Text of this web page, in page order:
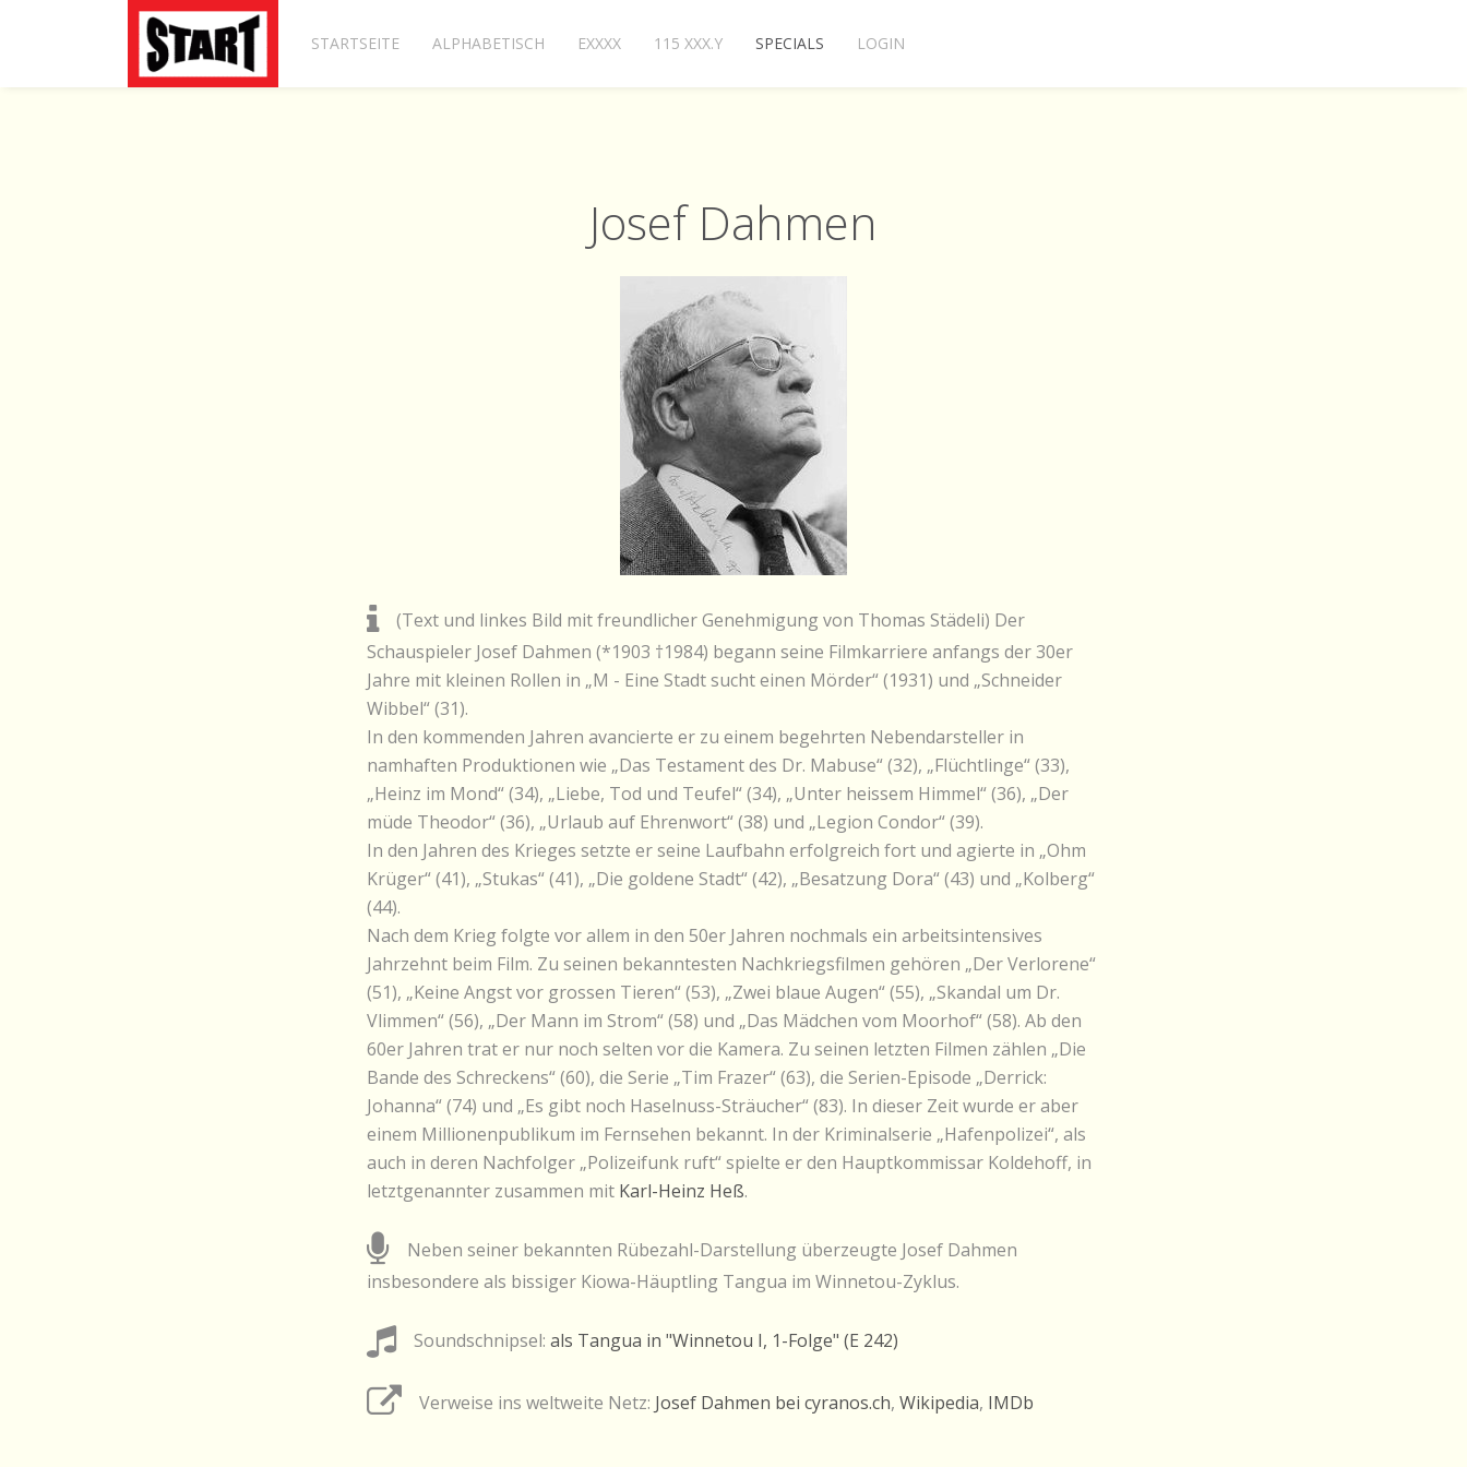
STARTSEITE ALPHABETISCH EXXXX 115 XXX.Y SPECIALS LOGIN
Josef Dahmen
(Text und linkes Bild mit freundlicher Genehmigung von Thomas Städeli) Der
Schauspieler Josef Dahmen (*1903 †1984) begann seine Filmkarriere anfangs der 30er
Jahre mit kleinen Rollen in „M - Eine Stadt sucht einen Mörder“ (1931) und „Schneider
Wibbel“ (31).
In den kommenden Jahren avancierte er zu einem begehrten Nebendarsteller in
namhaften Produktionen wie „Das Testament des Dr. Mabuse“ (32), „Flüchtlinge“ (33),
„Heinz im Mond“ (34), „Liebe, Tod und Teufel“ (34), „Unter heissem Himmel“ (36), „Der
müde Theodor“ (36), „Urlaub auf Ehrenwort“ (38) und „Legion Condor“ (39).
In den Jahren des Krieges setzte er seine Laufbahn erfolgreich fort und agierte in „Ohm
Krüger“ (41), „Stukas“ (41), „Die goldene Stadt“ (42), „Besatzung Dora“ (43) und „Kolberg“
(44).
Nach dem Krieg folgte vor allem in den 50er Jahren nochmals ein arbeitsintensives
Jahrzehnt beim Film. Zu seinen bekanntesten Nachkriegsfilmen gehören „Der Verlorene“
(51), „Keine Angst vor grossen Tieren“ (53), „Zwei blaue Augen“ (55), „Skandal um Dr.
Vlimmen“ (56), „Der Mann im Strom“ (58) und „Das Mädchen vom Moorhof“ (58). Ab den
60er Jahren trat er nur noch selten vor die Kamera. Zu seinen letzten Filmen zählen „Die
Bande des Schreckens“ (60), die Serie „Tim Frazer“ (63), die Serien-Episode „Derrick:
Johanna“ (74) und „Es gibt noch Haselnuss-Sträucher“ (83). In dieser Zeit wurde er aber
einem Millionenpublikum im Fernsehen bekannt. In der Kriminalserie „Hafenpolizei“, als
auch in deren Nachfolger „Polizeifunk ruft“ spielte er den Hauptkommissar Koldehoff, in
letztgenannter zusammen mit Karl-Heinz Heß.
Neben seiner bekannten Rübezahl-Darstellung überzeugte Josef Dahmen
insbesondere als bissiger Kiowa-Häuptling Tangua im Winnetou-Zyklus.
Soundschnipsel: als Tangua in "Winnetou I, 1-Folge" (E 242)
Verweise ins weltweite Netz: Josef Dahmen bei cyranos.ch, Wikipedia, IMDb